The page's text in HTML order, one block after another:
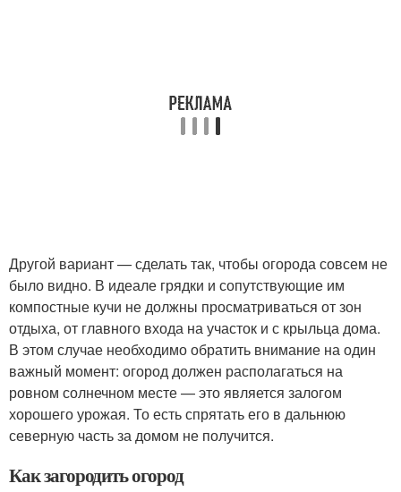
Другой вариант — сделать так, чтобы огорода совсем не
было видно. В идеале грядки и сопутствующие им
компостные кучи не должны просматриваться от зон
отдыха, от главного входа на участок и с крыльца дома.
В этом случае необходимо обратить внимание на один
важный момент: огород должен располагаться на
ровном солнечном месте — это является залогом
хорошего урожая. То есть спрятать его в дальнюю
северную часть за домом не получится.
Как загородить огород